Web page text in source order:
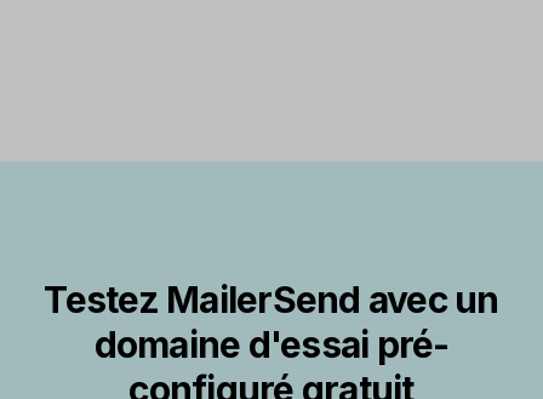
Testez MailerSend avec un
domaine d'essai pré-
configuré gratuit